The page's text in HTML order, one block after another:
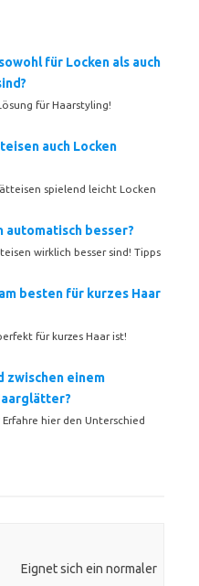
für Locken als auch
für Haarstyling!
auch Locken
spielend leicht Locken
besser?
wirklich besser sind! Tipps
besten für kurzes Haar
für kurzes Haar ist!
zwischen einem
hier den Unterschied
Eignet sich ein normaler